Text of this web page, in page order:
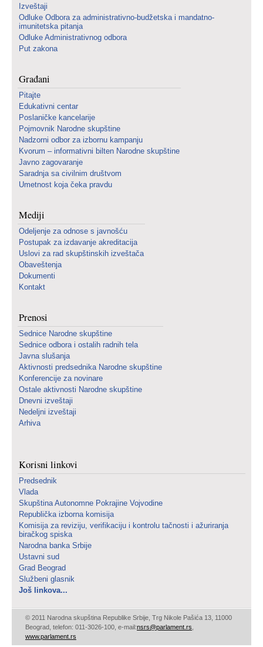
Izveštaji
Odluke Odbora za administrativno-budžetska i mandatno-
imunitetska pitanja
Odluke Administrativnog odbora
Put zakona
Građani
Pitajte
Edukativni centar
Poslaničke kancelarije
Pojmovnik Narodne skupštine
Nadzorni odbor za izbornu kampanju
Kvorum – informativni bilten Narodne skupštine
Javno zagovaranje
Saradnja sa civilnim društvom
Umetnost koja čeka pravdu
Mediji
Odeljenje za odnose s javnošću
Postupak za izdavanje akreditacija
Uslovi za rad skupštinskih izveštača
Obaveštenja
Dokumenti
Kontakt
Prenosi
Sednice Narodne skupštine
Sednice odbora i ostalih radnih tela
Javna slušanja
Aktivnosti predsednika Narodne skupštine
Konferencije za novinare
Ostale aktivnosti Narodne skupštine
Dnevni izveštaji
Nedeljni izveštaji
Arhiva
Korisni linkovi
Predsednik
Vlada
Skupština Autonomne Pokrajine Vojvodine
Republička izborna komisija
Komisija za reviziju, verifikaciju i kontrolu tačnosti i ažuriranja
biračkog spiska
Narodna banka Srbije
Ustavni sud
Grad Beograd
Službeni glasnik
Još linkova...
© 2011 Narodna skupština Republike Srbije, Trg Nikole Pašića 13, 11000
Beograd, telefon: 011-3026-100, e-mail:nsrs@parlament.rs
www.parlament.rs